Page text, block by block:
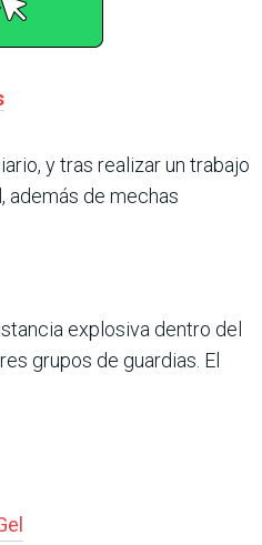
y tras realizar un trabajo
además de mechas
explosiva dentro del
grupos de guardias. El